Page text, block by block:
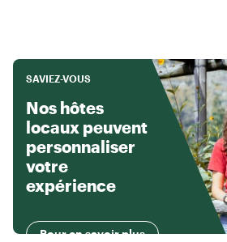
SAVIEZ-VOUS
Nos hôtes
locaux peuvent
personnaliser
votre
expérience
Pour en savoir plus